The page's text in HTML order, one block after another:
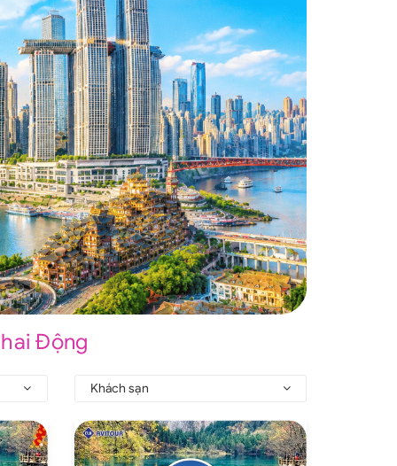
Động
Khách sạn